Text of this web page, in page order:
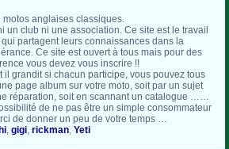
motos anglaises classiques.
un club ni une association. Ce site est le travail
partagent leurs connaissances dans la
Ce site est ouvert à tous mais pour des
vous devez vous inscrire !!
il grandit si chacun participe, vous pouvez tous
page album sur votre moto, soit par un sujet
réparation, soit en scannant un catalogue ……
de ne pas être un simple consommateur
de donner un peu de votre temps …
, gigi, rickman, Yeti